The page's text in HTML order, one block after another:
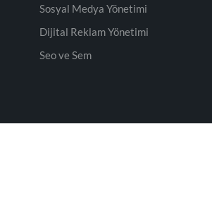
Sosyal Medya Yönetimi
Dijital Reklam Yönetimi
Seo ve Sem